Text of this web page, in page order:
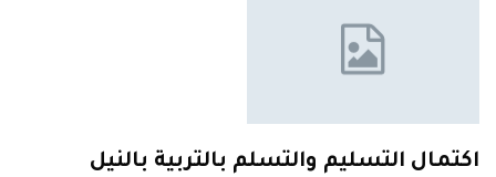
اكتمال التسليم والتسلم بالتربية بالنيل